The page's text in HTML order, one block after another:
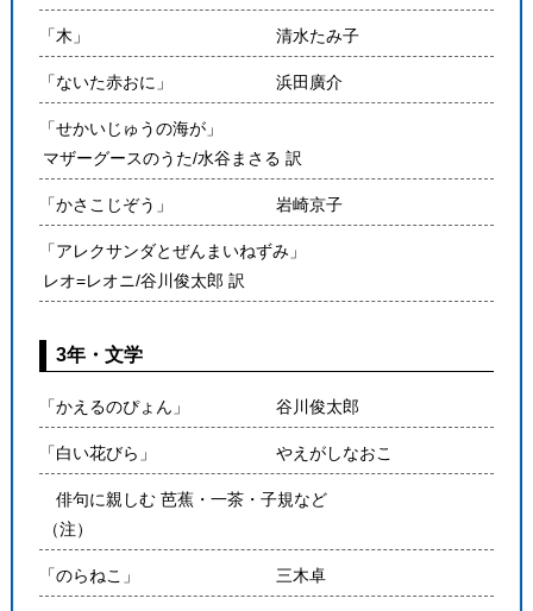
「木」 清水たみ子
「ないた赤おに」 浜田廣介
「せかいじゅうの海が」
マザーグースのうた/水谷まさる 訳
「かさこじぞう」 岩崎京子
「アレクサンダとぜんまいねずみ」
レオ=レオニ/谷川俊太郎 訳
3年・文学
「かえるのぴょん」 谷川俊太郎
「白い花びら」 やえがしなおこ
俳句に親しむ 芭蕉・一茶・子規など
（注）
「のらねこ」 三木卓